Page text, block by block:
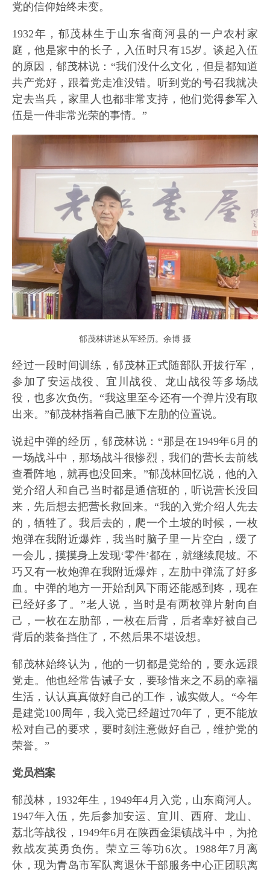
党的信仰始终未变。
1932年，郁茂林生于山东省商河县的一户农村家
庭，他是家中的长子，入伍时只有15岁。谈起入伍
的原因，郁茂林说：“我们没什么文化，但是都知道
共产党好，跟着党走准没错。听到党的号召我就决
定去当兵，家里人也都非常支持，他们觉得参军入
伍是一件非常光荣的事情。”
郁茂林讲述从军经历。余博 摄
经过一段时间训练，郁茂林正式随部队开拔行军，
参加了安运战役、宜川战役、龙山战役等多场战
役，也多次负伤。“我这里至今还有一个弹片没有取
出来。”郁茂林指着自己腋下左肋的位置说。
说起中弹的经历，郁茂林说：“那是在1949年6月的
一场战斗中，那场战斗很惨烈，我们的营长去前线
查看阵地，就再也没回来。”郁茂林回忆说，他的入
党介绍人和自己当时都是通信班的，听说营长没回
来，先后想去把营长救回来。“我的入党介绍人先去
的，牺牲了。我后去的，爬一个土坡的时候，一枚
炮弹在我附近爆炸，我当时脑子里一片空白，缓了
一会儿，摸摸身上发现‘零件’都在，就继续爬坡。不
巧又有一枚炮弹在我附近爆炸，左肋中弹流了好多
血。中弹的地方一开始刮风下雨还能感到疼，现在
已经好多了。”老人说，当时是有两枚弹片射向自
己，一枚在左肋部，一枚在后背，后者幸好被自己
背后的装备挡住了，不然后果不堪设想。
郁茂林始终认为，他的一切都是党给的，要永远跟
党走。他也经常告诫子女，要珍惜来之不易的幸福
生活，认认真真做好自己的工作，诚实做人。“今年
是建党100周年，我入党已经超过70年了，更不能放
松对自己的要求，要时刻注意做好自己，维护党的
荣誉。”
党员档案
郁茂林，1932年生，1949年4月入党，山东商河人。
1947年入伍，先后参加安运、宜川、西府、龙山、
荔北等战役，1949年6月在陕西金渠镇战斗中，为抢
救战友英勇负伤。荣立三等功6次。1988年7月离
休，现为青岛市军队离退休干部服务中心正团职离